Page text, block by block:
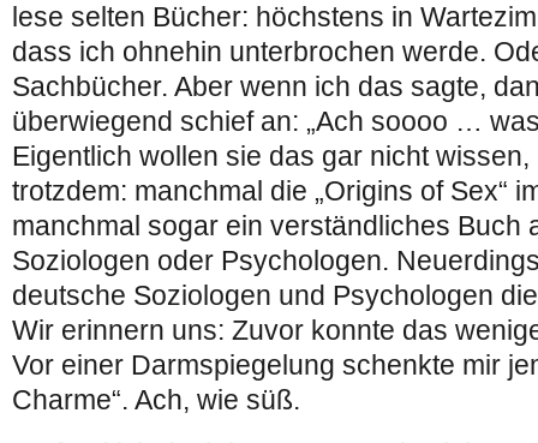
lese selten Bücher: höchstens in
dass ich ohnehin unterbrochen werde.
Sachbücher. Aber wenn ich das sagte,
überwiegend schief an: „Ach soooo …
Eigentlich wollen sie das gar nicht wissen,
trotzdem: manchmal die „Origins of Sex“
manchmal sogar ein verständliches Buch
Soziologen oder Psychologen.
deutsche Soziologen und Psychologen
Wir erinnern uns: Zuvor konnte das
Vor einer Darmspiegelung schenkte mir
Charme“. Ach, wie süß.